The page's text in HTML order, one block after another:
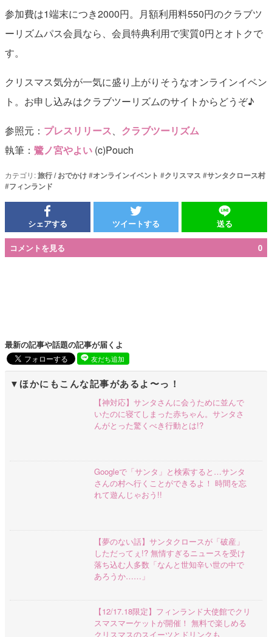
参加費は1端末につき2000円。月額利用料550円のクラブツ
ーリズムパス会員なら、会員特典利用で実質0円とオトクで
す。
クリスマス気分が一気に盛り上がりそうなオンラインイベン
ト。お申し込みはクラブツーリズムのサイトからどうぞ♪
参照元： プレスリリース、 クラブツーリズム
執筆： 鷺ノ宮やよい(c)Pouch
カテゴリ:旅行 / おでかけ#オンラインイベント #クリスマス #サンタクロース村
#フィンランド
シェアする ツイートする 送る
コメントを見る 0
最新の記事や話題の記事が届くよ
友だち追加
ほかにもこんな記事があるよ〜っ！
【神対応】サンタさんに会うために並んで
いたのに寝てしまった赤ちゃん。サンタさ
んがとった驚くべき行動とは!?
Googleで「サンタ」と検索すると…サンタ
さんの村へ行くことができるよ！ 時間を忘
れて遊んじゃおう!!
【夢のない話】サンタクロースが「破産」
しただってぇ!? 無情すぎるニュースを受け
落ち込む人多数「なんと世知辛い世の中で
あろうか……」
【12/17.18限定】フィンランド大使館でクリ
スマスマーケットが開催！ 無料で楽しめる
クリスマスのスイーツとドリンクも